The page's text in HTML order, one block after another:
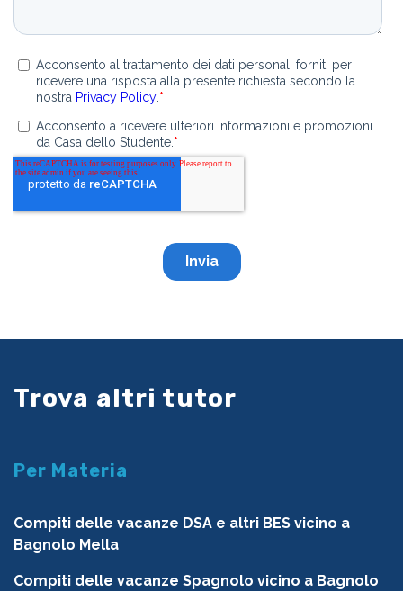
Trova altri tutor
Per Materia
Compiti delle vacanze DSA e altri BES vicino a
Bagnolo Mella
Compiti delle vacanze Spagnolo vicino a Bagnolo